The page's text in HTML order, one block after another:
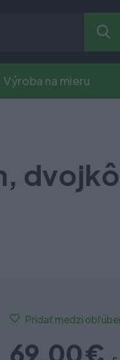
Výroba na mieru
Pridať medzi
69,00 €